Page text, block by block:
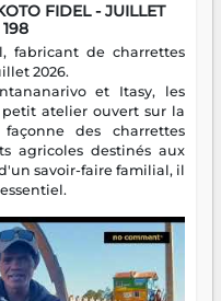
FIDEL - JUILLET
fabricant de charrettes
2026.
et Itasy, les
atelier ouvert sur la
des charrettes
agricoles destinés aux
savoir-faire familial, il